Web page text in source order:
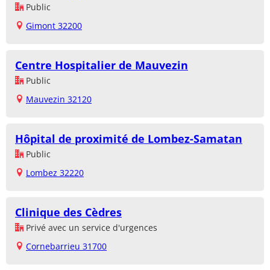
Public
Gimont 32200
Centre Hospitalier de Mauvezin
Public
Mauvezin 32120
Hôpital de proximité de Lombez-Samatan
Public
Lombez 32220
Clinique des Cèdres
Privé avec un service d'urgences
Cornebarrieu 31700